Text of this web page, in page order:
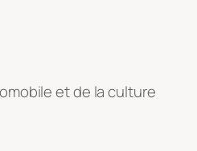
et de la culture